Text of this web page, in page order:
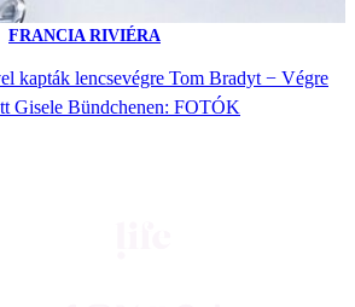
FRANCIA RIVIÉRA
kapták lencsevégre Tom Bradyt − Végre
Gisele Bündchenen: FOTÓK